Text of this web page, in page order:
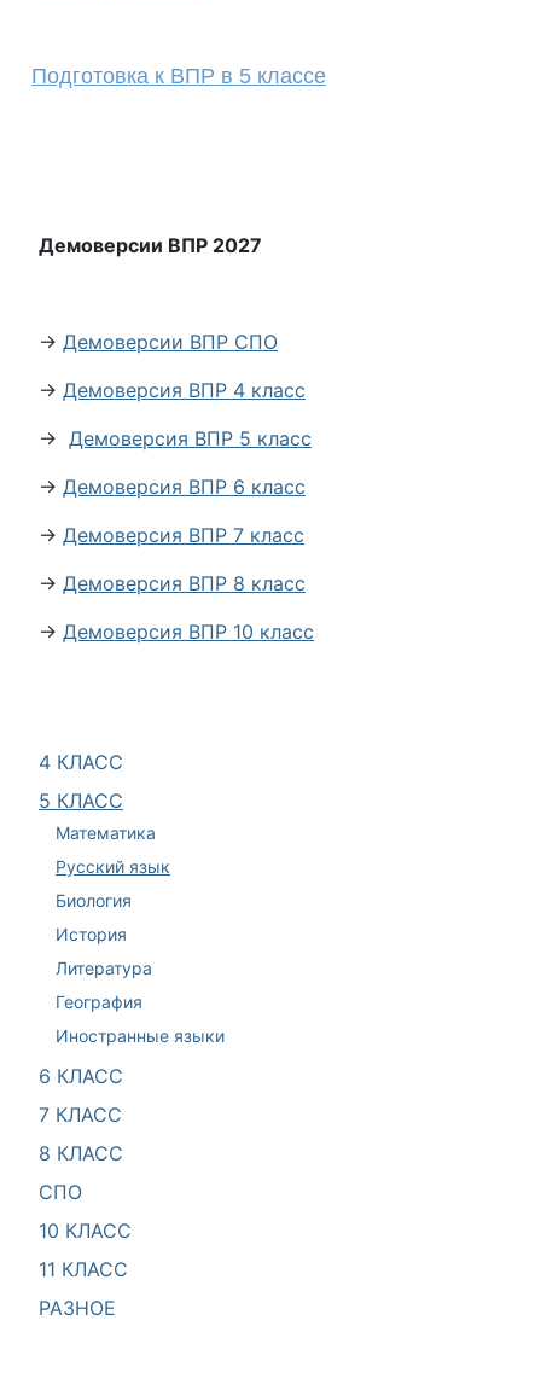
4 КЛАСС
5 КЛАСС
Математика
Русский язык
Биология
История
Литература
География
Иностранные языки
6 КЛАСС
7 КЛАСС
8 КЛАСС
СПО
10 КЛАСС
11 КЛАСС
РАЗНОЕ
Подготовка к ВПР в 5 классе
Демоверсии ВПР 2027
→ Демоверсии ВПР СПО
→ Демоверсия ВПР 4 класс
→ Демоверсия ВПР 5 класс
→ Демоверсия ВПР 6 класс
→ Демоверсия ВПР 7 класс
→ Демоверсия ВПР 8 класс
→ Демоверсия ВПР 10 класс